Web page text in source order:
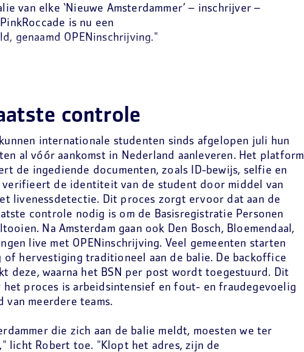
van elke ‘Nieuwe Amsterdammer’ – inschrijver –
is nu een
genaamd OPENinschrijving."
controle
internationale studenten sinds afgelopen juli hun
al vóór aankomst in Nederland aanleveren. Het platform
de ingediende documenten, zoals ID-bewijs, selfie en
verifieert de identiteit van de student door middel van
livenessdetectie. Dit proces zorgt ervoor dat aan de
controle nodig is om de Basisregistratie Personen
Na Amsterdam gaan ook Den Bosch, Bloemendaal,
live met OPENinschrijving. Veel gemeenten starten
of hervestiging traditioneel aan de balie. De backoffice
deze, waarna het BSN per post wordt toegestuurd. Dit
het proces is arbeidsintensief en fout- en fraudegevoelig
meerdere teams.
die zich aan de balie meldt, moesten we ter
licht Robert toe. "Klopt het adres, zijn de